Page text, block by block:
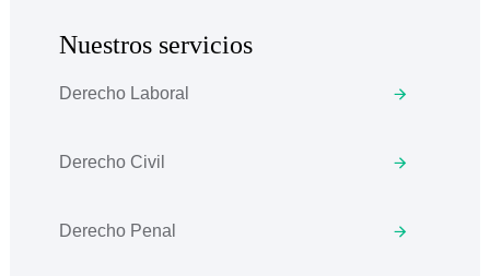
Nuestros servicios
Derecho Laboral
Derecho Civil
Derecho Penal